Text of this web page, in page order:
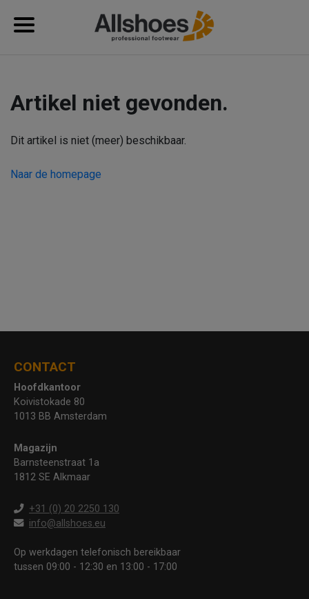
Artikel niet gevonden.
Dit artikel is niet (meer) beschikbaar.
Naar de homepage
CONTACT
Hoofdkantoor
Koivistokade 80
1013 BB Amsterdam
Magazijn
Barnsteenstraat 1a
1812 SE Alkmaar
+31 (0) 20 2250 130
info@allshoes.eu
Op werkdagen telefonisch bereikbaar
tussen 09:00 - 12:30 en 13:00 - 17:00